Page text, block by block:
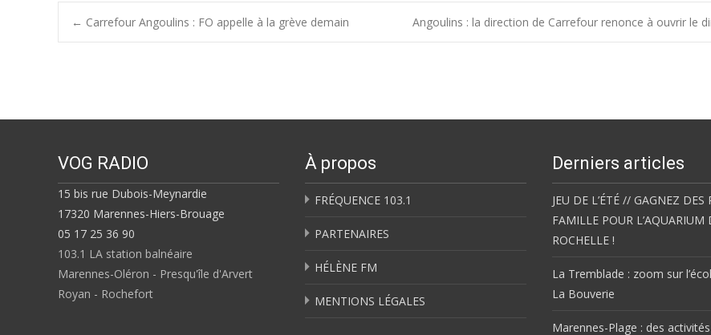
Post
← Carrefour Angoulins : FO appelle à la grève demain Angoulins : la direction de Carrefour renonce à ouvrir le
VOG RADIO
15 bis rue Dubois-Meynardie
17320 Marennes-Hiers-Brouage
05 17 25 36 90
103.1 LA station balnéaire
Marennes-Oléron - Presqu'île d'Arvert
Royan - Rochefort
À propos
FRÉQUENCE 103.1
PARTENAIRES
HÉLÈNE FM
MENTIONS LÉGALES
Derniers articles
JEU DE L’ÉTÉ // GAGNEZ DES
FAMILLE POUR L’AQUARIUM
ROCHELLE !
La Tremblade : zoom sur
La Bouverie
Marennes-Plage : des